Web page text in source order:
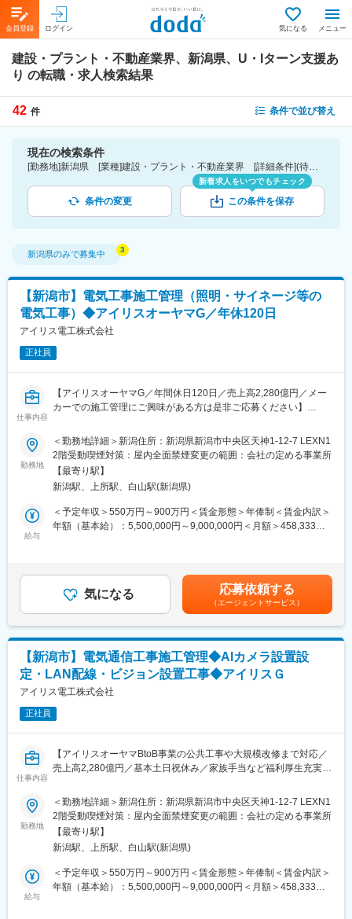
会員登録 ログイン 気になる メニュー
建設・プラント・不動産業界、新潟県、U・Iターン支援あ
り の転職・求人検索結果
42 件 条件で並び替え
現在の検索条件
[勤務地]新潟県 [業種]建設・プラント・不動産業界 [詳細条件](待遇・福利厚生)U・Iターン支援あり
条件の変更
新着求人をいつでもチェック
この条件を保存
新潟県のみで募集中
【新潟市】電気工事施工管理（照明・サイネージ等の
電気工事）◆アイリスオーヤマG／年休120日
アイリス電工株式会社
正社員
仕事内容
【アイリスオーヤマG／年間休日120日／売上高2,280億円／メー
カーでの施工管理にご興味がある方は是非ご応募ください】
■業務概要：
当社で手掛けるLED照明やデジタルサイネージなどの施工管理業
務をお任せします。営業部門と連携し、多様な案件を担当しま
す。
担当する業務としては、商業施設やオフィス、工場、ホテルなど
非住宅の案件がメインになる見込みです。
■業務内容:
対応いただきます。
（2）現場管理
現場で施工管理を実施いただき、計画通りに進行しているか確認
します。
（3）材料発注・協力業者手配
受注案件ごとに在庫管理・物流部門と連携し、社内で商品の手配
を行います。協力業者への発注・調整も担当いただきます。
（4）技術的支援と現場での問題解決
施工作業中に発生する製品不具合などについて社内の関係各所と
連携して対応します。また、協力業者への施工指示・教育なども
（5）書類作成
工事開始前の安全書類、工事後の竣工書類などの作成を行いま
す。
見積書、施工計画書や工事完了報告書など設計図面以外の図面関
■出張に関して：
勤務地
＜勤務地詳細＞新潟住所：新潟県新潟市中央区天神1-12-7 LEXN1
2階受動喫煙対策：屋内全面禁煙変更の範囲：会社の定める事業所
【最寄り駅】
新潟駅、上所駅、白山駅(新潟県)
給与
＜予定年収＞550万円～900万円＜賃金形態＞年俸制＜賃金内訳＞
年額（基本給）：5,500,000円～9,000,000円＜月額＞458,333円
プを実施しています。賃金はあくまでも目安の金額であり、選考
を通じて上下する可能性があります。月給(月額)は固定手当を含め
た表記です。
気になる 応募依頼する
（エージェントサービス）
【新潟市】電気通信工事施工管理◆AIカメラ設置設
定・LAN配線・ビジョン設置工事◆アイリスＧ
アイリス電工株式会社
正社員
仕事内容
【アイリスオーヤマBtoB事業の公共工事や大規模改修まで対応／
売上高2,280億円／基本土日祝休み／家族手当など福利厚生充実
■業務内容：
◇電気通信工事の施工管理業務をお任せします。
◇営業部門と連携し、多様な案件を担当します。
◇こちらは今後の業務拡大を見込んだ新規募集となります。
◇担当する業務としては、商業施設やオフィス、工場、ホテルな
ど非住宅の案件がメインになる見込みです。
勤務地
＜勤務地詳細＞新潟住所：新潟県新潟市中央区天神1-12-7 LEXN1
2階受動喫煙対策：屋内全面禁煙変更の範囲：会社の定める事業所
【最寄り駅】
新潟駅、上所駅、白山駅(新潟県)
給与
＜予定年収＞550万円～900万円＜賃金形態＞年俸制＜賃金内訳＞
年額（基本給）：5,500,000円～9,000,000円＜月額＞458,333円